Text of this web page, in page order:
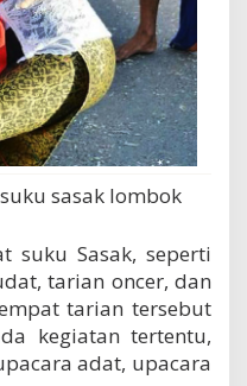
sasak lombok
suku Sasak, seperti
tarian oncer, dan
tarian tersebut
kegiatan tertentu,
adat, upacara